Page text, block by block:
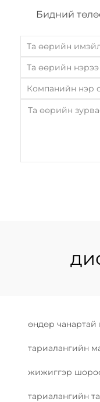
Бидний
өндөр чанартай
тариалангийн
жижиггэр
тариалангийн